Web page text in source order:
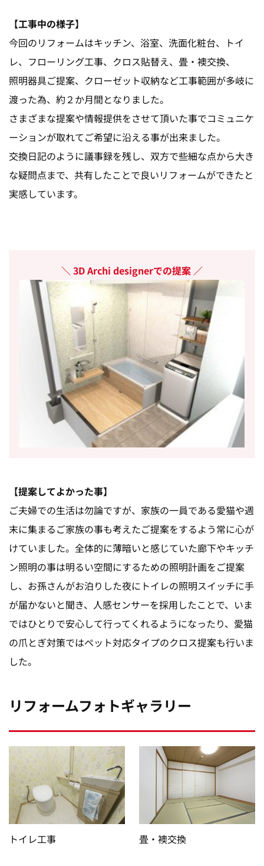
【工事中の様子】
今回のリフォームはキッチン、浴室、洗面化粧台、トイ
レ、フローリング工事、クロス貼替え、畳・襖交換、
照明器具ご提案、クローゼット収納など工事範囲が多岐に
渡った為、約２か月間となりました。
さまざまな提案や情報提供をさせて頂いた事でコミュニケ
ーションが取れてご希望に沿える事が出来ました。
交換日記のように議事録を残し、双方で些細な点から大き
な疑問点まで、共有したことで良いリフォームができたと
実感しています。
3D Archi designerでの提案
【提案してよかった事】
ご夫婦での生活は勿論ですが、家族の一員である愛猫や週
末に集まるご家族の事も考えたご提案をするよう常に心が
けていました。全体的に薄暗いと感じていた廊下やキッチ
ン照明の事は明るい空間にするための照明計画をご提案
し、お孫さんがお泊りした夜にトイレの照明スイッチに手
が届かないと聞き、人感センサーを採用したことで、いま
ではひとりで安心して行ってくれるようになったり、愛猫
の爪とぎ対策ではペット対応タイプのクロス提案も行いま
した。
リフォームフォトギャラリー
トイレ工事 畳・襖交換